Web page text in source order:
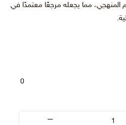
المنهجي، مما يجعله مرجعًا معتمدًا في
0